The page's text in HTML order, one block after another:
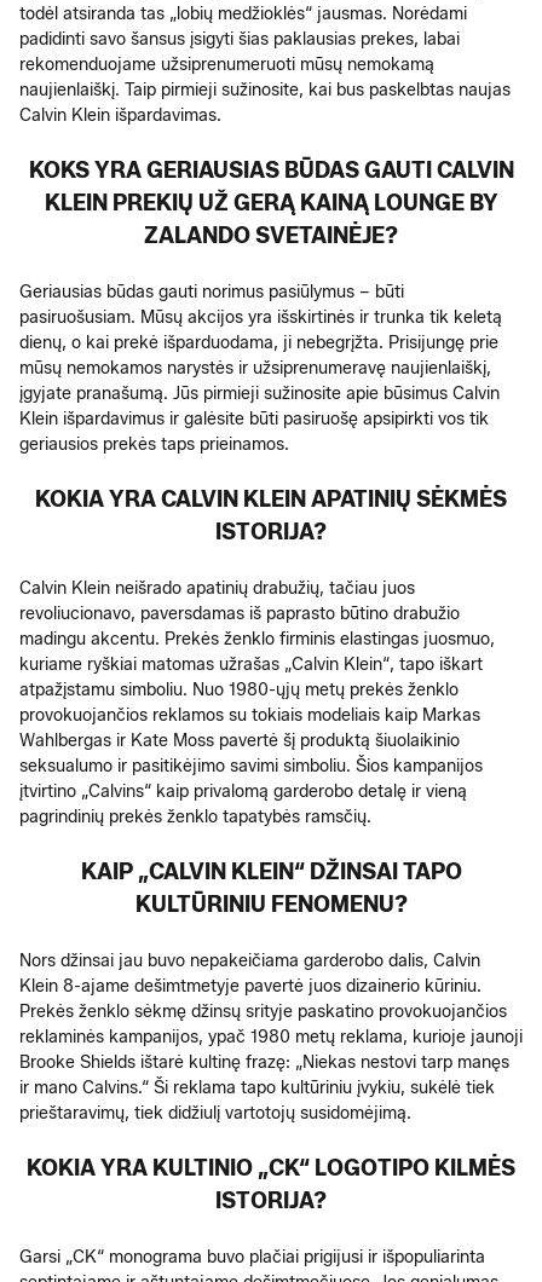
todėl atsiranda tas „lobių medžioklės“ jausmas. Norėdami
padidinti savo šansus įsigyti šias paklausias prekes, labai
rekomenduojame užsiprenumeruoti mūsų nemokamą
naujienlaiškį. Taip pirmieji sužinosite, kai bus paskelbtas naujas
Calvin Klein išpardavimas.
KOKS YRA GERIAUSIAS BŪDAS GAUTI CALVIN
KLEIN PREKIŲ UŽ GERĄ KAINĄ LOUNGE BY
ZALANDO SVETAINĖJE?
Geriausias būdas gauti norimus pasiūlymus – būti
pasiruošusiam. Mūsų akcijos yra išskirtinės ir trunka tik keletą
dienų, o kai prekė išparduodama, ji nebegrįžta. Prisijungę prie
mūsų nemokamos narystės ir užsiprenumeravę naujienlaiškį,
įgyjate pranašumą. Jūs pirmieji sužinosite apie būsimus Calvin
Klein išpardavimus ir galėsite būti pasiruošę apsipirkti vos tik
geriausios prekės taps prieinamos.
KOKIA YRA CALVIN KLEIN APATINIŲ SĖKMĖS
ISTORIJA?
Calvin Klein neišrado apatinių drabužių, tačiau juos
revoliucionavo, paversdamas iš paprasto būtino drabužio
madingu akcentu. Prekės ženklo firminis elastingas juosmuo,
kuriame ryškiai matomas užrašas „Calvin Klein“, tapo iškart
atpažįstamu simboliu. Nuo 1980-ųjų metų prekės ženklo
provokuojančios reklamos su tokiais modeliais kaip Markas
Wahlbergas ir Kate Moss pavertė šį produktą šiuolaikinio
seksualumo ir pasitikėjimo savimi simboliu. Šios kampanijos
įtvirtino „Calvins“ kaip privalomą garderobo detalę ir vieną
pagrindinių prekės ženklo tapatybės ramsčių.
KAIP „CALVIN KLEIN“ DŽINSAI TAPO
KULTŪRINIU FENOMENU?
Nors džinsai jau buvo nepakeičiama garderobo dalis, Calvin
Klein 8-ajame dešimtmetyje pavertė juos dizainerio kūriniu.
Prekės ženklo sėkmę džinsų srityje paskatino provokuojančios
reklaminės kampanijos, ypač 1980 metų reklama, kurioje jaunoji
Brooke Shields ištarė kultinę frazę: „Niekas nestovi tarp manęs
ir mano Calvins.“ Ši reklama tapo kultūriniu įvykiu, sukėlė tiek
prieštaravimų, tiek didžiulį vartotojų susidomėjimą.
KOKIA YRA KULTINIO „CK“ LOGOTIPO KILMĖS
ISTORIJA?
Garsi „CK“ monograma buvo plačiai prigijusi ir išpopuliarinta